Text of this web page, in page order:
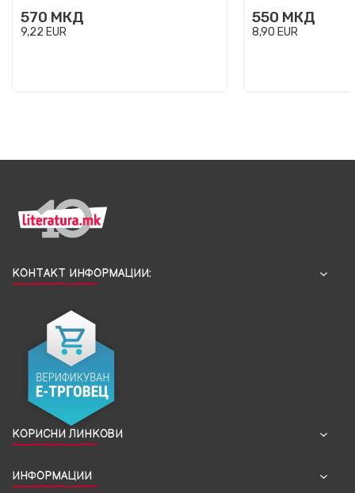
570 МКД
9,22 EUR
550 МКД
8,90 EUR
КОНТАКТ ИНФОРМАЦИИ:
КОРИСНИ ЛИНКОВИ
ИНФОРМАЦИИ